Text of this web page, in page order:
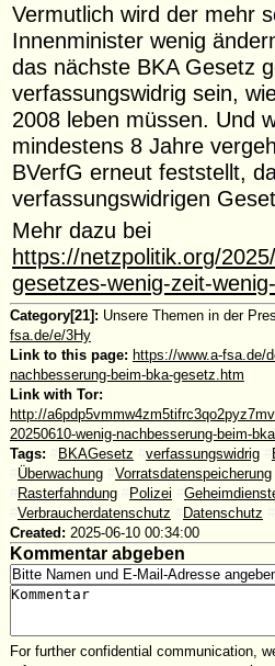
Vermutlich wird der mehr
Innenminister wenig
das nächste BKA Gesetz
verfassungswidrig sein,
2008 leben müssen. Und
mindestens 8 Jahre
BVerfG erneut feststellt,
verfassungswidrigen
Mehr dazu bei
https://netzpolitik.org/
gesetzes-wenig-zeit-
Category[21]: Unsere Themen in der
fsa.de/e/3Hy
Link to this page: https://www.a-fsa.de/
nachbesserung-beim-bka-gesetz.htm
Link with Tor:
http://
20250610-wenig-nachbesserung-beim-
Tags:
BKAGesetz verfassungswidrig
Überwachung Vorratsdatenspeicherung
Rasterfahndung Polizei
Verbraucherdatenschutz Datenschutz
Created: 2025-06-10 00:34:00
Kommentar abgeben
For further confidential communication,